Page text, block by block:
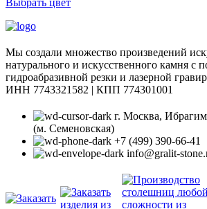
Выбрать цвет
Мы создали множество произведений
натурального и искусственного камня с
гидроабразивной резки и лазерной
ИНН 7743321582 | КПП 774301001
г. Москва,
(м. Семеновская)
+7 (499) 390-66-41
info@gralit-